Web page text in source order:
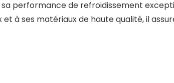
sa performance de refroidissement
et à ses matériaux de haute qualité, il